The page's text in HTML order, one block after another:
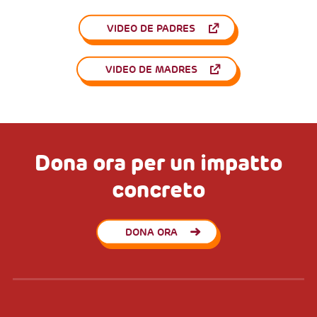
VIDEO DE PADRES
VIDEO DE MADRES
Dona ora per un impatto
concreto
DONA ORA